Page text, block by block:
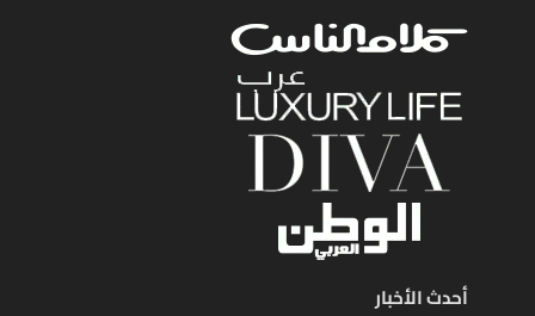
أحدث الأخبار